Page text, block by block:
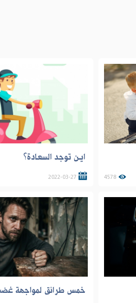
4578
ايـن توجد السعـادة؟
2022-03-27
خمس طرائق لمواجهة